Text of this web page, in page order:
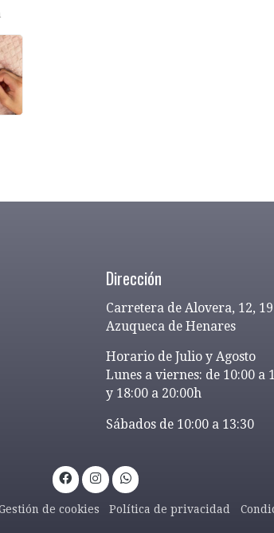
Dirección
Carretera de Alovera, 12,
Azuqueca de Henares
Horario de Julio y Agosto
Lunes a viernes: de 10:00 a
y 18:00 a 20:00h
Sábados de 10:00 a 13:30
de cookies Política de privacidad